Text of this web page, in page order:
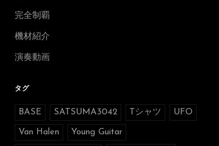
完全制覇
機材紹介
演奏動画
タグ
BASE SATSUMA3042 Tシャツ UFO
Van Halen Young Guitar